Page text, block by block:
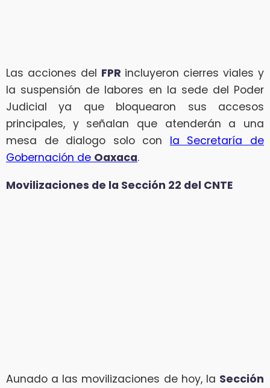
Las acciones del FPR incluyeron cierres viales y
la suspensión de labores en la sede del Poder
Judicial ya que bloquearon sus accesos
principales, y señalan que atenderán a una
mesa de dialogo solo con la Secretaría de
Gobernación de Oaxaca.
Movilizaciones de la Sección 22 del CNTE
Aunado a las movilizaciones de hoy, la Sección